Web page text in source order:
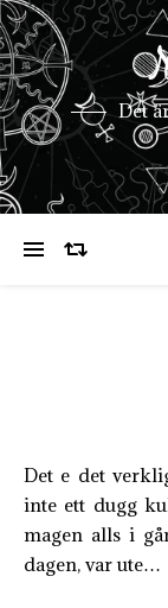
Det
Det e det verkligen inte idag o så var det så bra i går,
inte ett dugg
magen alls i
dagen, var ute…